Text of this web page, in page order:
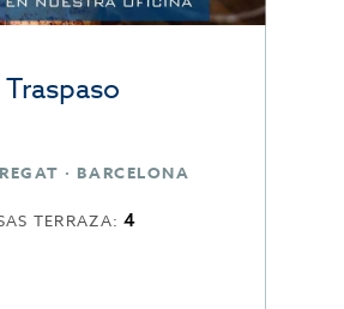
· BARCELONA
TERRAZA:4